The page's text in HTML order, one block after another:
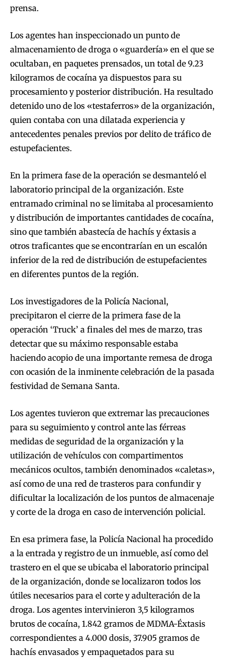
prensa.
Los agentes han inspeccionado un punto de
almacenamiento de droga o «guardería» en el que se
ocultaban, en paquetes prensados, un total de 9.23
kilogramos de cocaína ya dispuestos para su
procesamiento y posterior distribución. Ha resultado
detenido uno de los «testaferros» de la organización,
quien contaba con una dilatada experiencia y
antecedentes penales previos por delito de tráfico de
estupefacientes.
En la primera fase de la operación se desmanteló el
laboratorio principal de la organización. Este
entramado criminal no se limitaba al procesamiento
y distribución de importantes cantidades de cocaína,
sino que también abastecía de hachís y éxtasis a
otros traficantes que se encontrarían en un escalón
inferior de la red de distribución de estupefacientes
en diferentes puntos de la región.
Los investigadores de la Policía Nacional,
precipitaron el cierre de la primera fase de la
operación ‘Truck’ a finales del mes de marzo, tras
detectar que su máximo responsable estaba
haciendo acopio de una importante remesa de droga
con ocasión de la inminente celebración de la pasada
festividad de Semana Santa.
Los agentes tuvieron que extremar las precauciones
para su seguimiento y control ante las férreas
medidas de seguridad de la organización y la
utilización de vehículos con compartimentos
mecánicos ocultos, también denominados «caletas»,
así como de una red de trasteros para confundir y
dificultar la localización de los puntos de almacenaje
y corte de la droga en caso de intervención policial.
En esa primera fase, la Policía Nacional ha procedido
a la entrada y registro de un inmueble, así como del
trastero en el que se ubicaba el laboratorio principal
de la organización, donde se localizaron todos los
útiles necesarios para el corte y adulteración de la
droga. Los agentes intervinieron 3,5 kilogramos
brutos de cocaína, 1.842 gramos de MDMA-Éxtasis
correspondientes a 4.000 dosis, 37.905 gramos de
hachís envasados y empaquetados para su